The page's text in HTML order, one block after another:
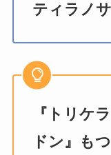
ティラノ
『トリケ
ドン』も